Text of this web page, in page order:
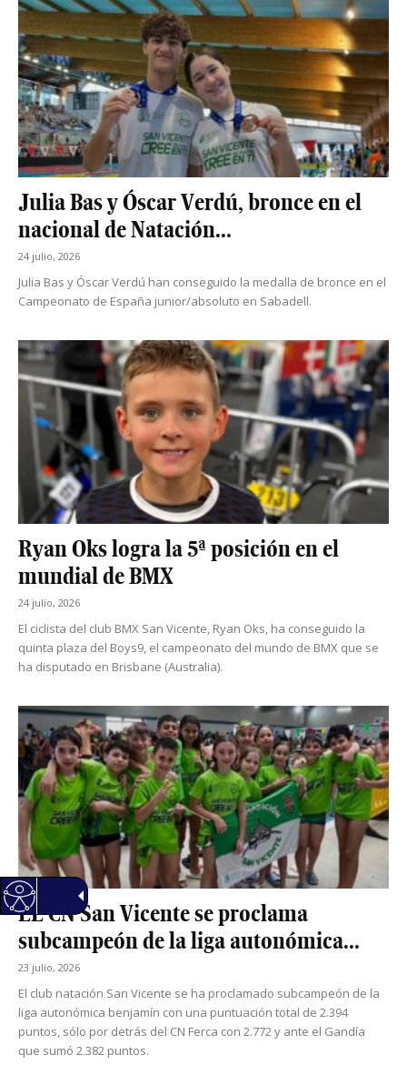
Julia Bas y Óscar Verdú, bronce en el
nacional de Natación...
24 julio, 2026
Julia Bas y Óscar Verdú han conseguido la medalla de bronce en el
Campeonato de España junior/absoluto en Sabadell.
Ryan Oks logra la 5ª posición en el
mundial de BMX
24 julio, 2026
El ciclista del club BMX San Vicente, Ryan Oks, ha conseguido la
quinta plaza del Boys9, el campeonato del mundo de BMX que se
ha disputado en Brisbane (Australia).
EL CN San Vicente se proclama
subcampeón de la liga autonómica...
23 julio, 2026
El club natación San Vicente se ha proclamado subcampeón de la
liga autonómica benjamín con una puntuación total de 2.394
puntos, sólo por detrás del CN Ferca con 2.772 y ante el Gandía
que sumó 2.382 puntos.